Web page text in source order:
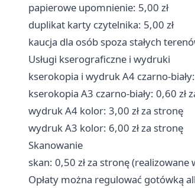
papierowe upomnienie: 5,00 zł
duplikat karty czytelnika: 5,00 zł
kaucja dla osób spoza stałych
Usługi kserograficzne i wydruki
kserokopia i wydruk A4 czarno-
kserokopia A3 czarno-biały: 0,60 zł
wydruk A4 kolor: 3,00 zł za stronę
wydruk A3 kolor: 6,00 zł za stronę
Skanowanie
skan: 0,50 zł za stronę (realizowane
Opłaty można regulować gotówką